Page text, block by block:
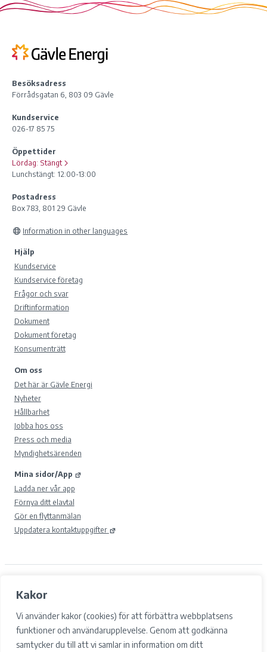
Kakor
Vi använder kakor (cookies) för att förbättra webbplatsens
funktioner och användarupplevelse. Genom att godkänna
samtycker du till att vi samlar in information om ditt
Besöksadress
Förrådsgatan 6, 803 09 Gävle
Kundservice
026-17 85 75
Öppettider
Lördag: Stängt
Lunchstängt: 12:00-13:00
Postadress
Box 783, 801 29 Gävle
Information in other languages
Hjälp
Kundservice
Kundservice företag
Frågor och svar
Driftinformation
Dokument
Dokument företag
Konsumenträtt
Om oss
Det här är Gävle Energi
Nyheter
Hållbarhet
Jobba hos oss
Press och media
Myndighetsärenden
Mina sidor/App
Ladda ner vår app
Förnya ditt elavtal
Gör en flyttanmälan
Uppdatera kontaktuppgifter
Samtyckesval
Integritetspolicy och GDPR
Tillgänglighet